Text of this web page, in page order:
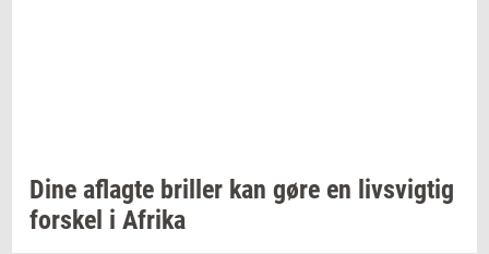
Dine af­lag­te bril­ler kan gøre en livsvig­tig
for­skel i Afri­ka